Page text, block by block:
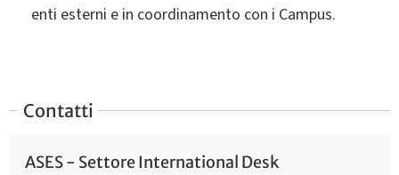
enti esterni e in coordinamento con i Campus.
Contatti
ASES - Settore International Desk